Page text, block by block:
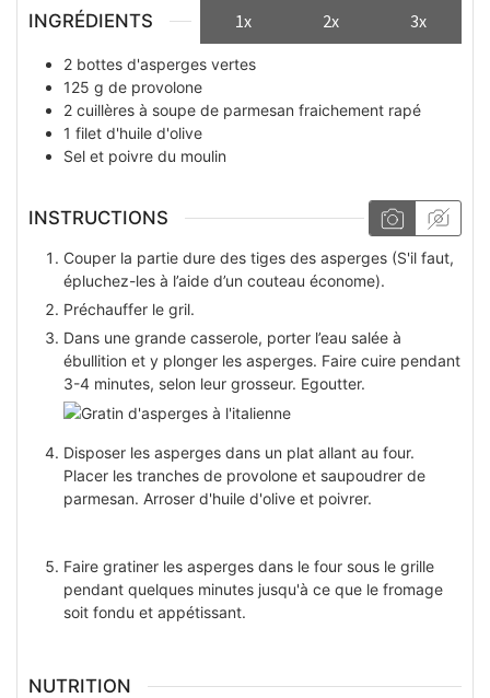
INGRÉDIENTS 1x 2x 3x
2 bottes d'asperges vertes
125 g de provolone
2 cuillères à soupe de parmesan fraichement rapé
1 filet d'huile d'olive
Sel et poivre du moulin
INSTRUCTIONS
Couper la partie dure des tiges des asperges (S'il faut,
épluchez-les à l’aide d’un couteau économe).
Préchauffer le gril.
Dans une grande casserole, porter l’eau salée à
ébullition et y plonger les asperges. Faire cuire pendant
3-4 minutes, selon leur grosseur. Egoutter.
Disposer les asperges dans un plat allant au four.
Placer les tranches de provolone et saupoudrer de
parmesan. Arroser d'huile d'olive et poivrer.
Faire gratiner les asperges dans le four sous le grille
pendant quelques minutes jusqu'à ce que le fromage
soit fondu et appétissant.
NUTRITION